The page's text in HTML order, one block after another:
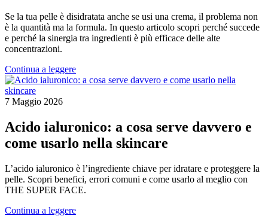
Se la tua pelle è disidratata anche se usi una crema, il problema non
è la quantità ma la formula. In questo articolo scopri perché succede
e perché la sinergia tra ingredienti è più efficace delle alte
concentrazioni.
Continua a leggere
7 Maggio 2026
Acido ialuronico: a cosa serve davvero e
come usarlo nella skincare
L’acido ialuronico è l’ingrediente chiave per idratare e proteggere la
pelle. Scopri benefici, errori comuni e come usarlo al meglio con
THE SUPER FACE.
Continua a leggere